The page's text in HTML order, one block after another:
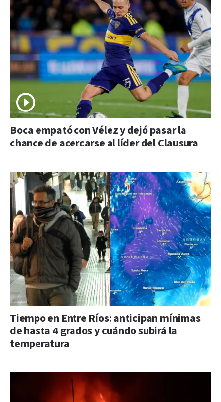
Boca empató con Vélez y dejó pasar la
chance de acercarse al líder del Clausura
Tiempo en Entre Ríos: anticipan mínimas
de hasta 4 grados y cuándo subirá la
temperatura